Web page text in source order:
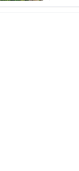
तक